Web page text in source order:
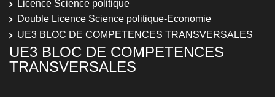
Licence Science politique
Double Licence Science politique-Economie
UE3 BLOC DE COMPETENCES TRANSVERSALES
UE3 BLOC DE COMPETENCES
TRANSVERSALES